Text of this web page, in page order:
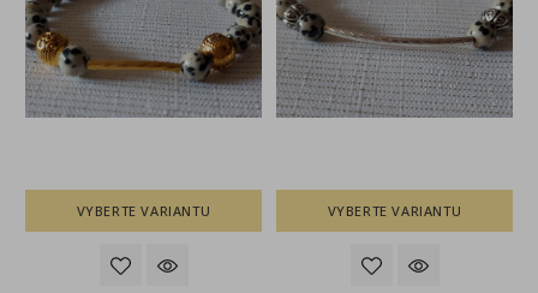
VYBERTE VARIANTU VYBERTE VARIANTU